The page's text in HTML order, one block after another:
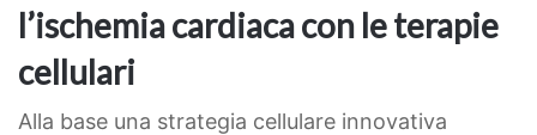
l’ischemia cardiaca con le terapie
cellulari
Alla base una strategia cellulare innovativa